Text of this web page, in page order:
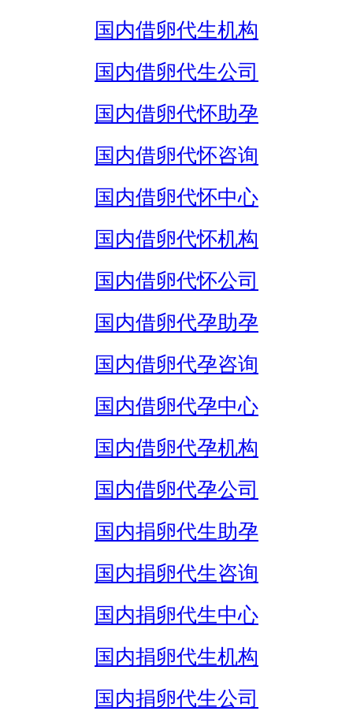
国内借卵代生机构
国内借卵代生公司
国内借卵代怀助孕
国内借卵代怀咨询
国内借卵代怀中心
国内借卵代怀机构
国内借卵代怀公司
国内借卵代孕助孕
国内借卵代孕咨询
国内借卵代孕中心
国内借卵代孕机构
国内借卵代孕公司
国内捐卵代生助孕
国内捐卵代生咨询
国内捐卵代生中心
国内捐卵代生机构
国内捐卵代生公司